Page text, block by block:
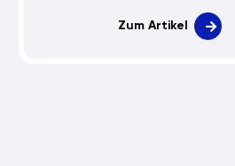
Zum Artikel